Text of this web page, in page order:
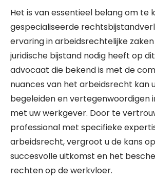
Het is van essentieel belang om te
gespecialiseerde
ervaring in arbeidsrechtelijke
juridische bijstand nodig heeft op
advocaat die bekend is met de
nuances van het arbeidsrecht kan
begeleiden en vertegenwoordigen
met uw werkgever. Door te
professional met specifieke
arbeidsrecht, vergroot u de kans
succesvolle uitkomst en het
rechten op de werkvloer.